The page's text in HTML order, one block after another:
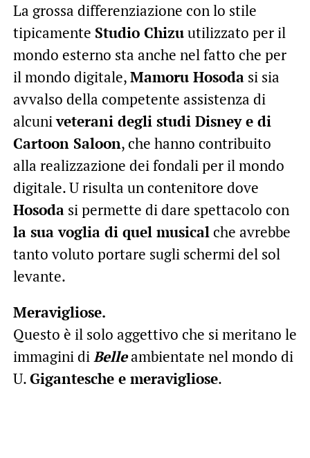
La grossa differenziazione con lo stile
tipicamente Studio Chizuutilizzato per il
mondo esterno sta anche nel fatto che per
il mondo digitale,Mamoru Hosodasi sia
avvalso della competente assistenza di
alcuniveterani degli studi Disney e di
Cartoon Saloon, che hanno contribuito
alla realizzazione dei fondali per il mondo
digitale. U risulta un contenitore dove
Hosodasi permette di dare spettacolo con
la sua voglia di quel musicalche avrebbe
tanto voluto portare sugli schermi del sol
levante.
Meravigliose.
Questo è il solo aggettivo che si meritano le
immagini diBelleambientate nel mondo di
U.Gigantesche e meravigliose.